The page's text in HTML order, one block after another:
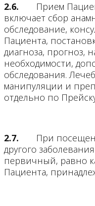
2.6. Прием
включает сбор
обследование,
Пациента,
диагноза, прогноз,
необходимости,
обследования.
манипуляции и
отдельно по
2.7. При
другого
первичный, равно
Пациента,